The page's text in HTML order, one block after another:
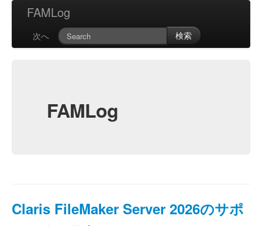
FAMLog
次へ 検索
FAMLog
Claris FileMaker Server 2026のサポ